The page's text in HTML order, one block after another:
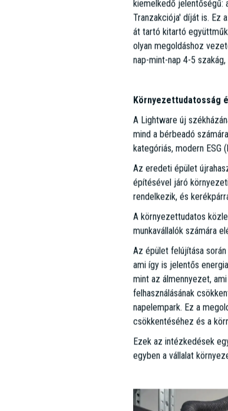
A helyszín: HOP
A budapesti irodapiac
bizonyult ideális
A HOP koncepciója
a high-tech vállalatok
választássá egy olyan
épületében, 7000
kiemelkedő jelentőségű:
Tranzakciója' díját is. Ez
át tartó kitartó
olyan megoldáshoz
nap-mint-nap 4-5
Környezettudatosság